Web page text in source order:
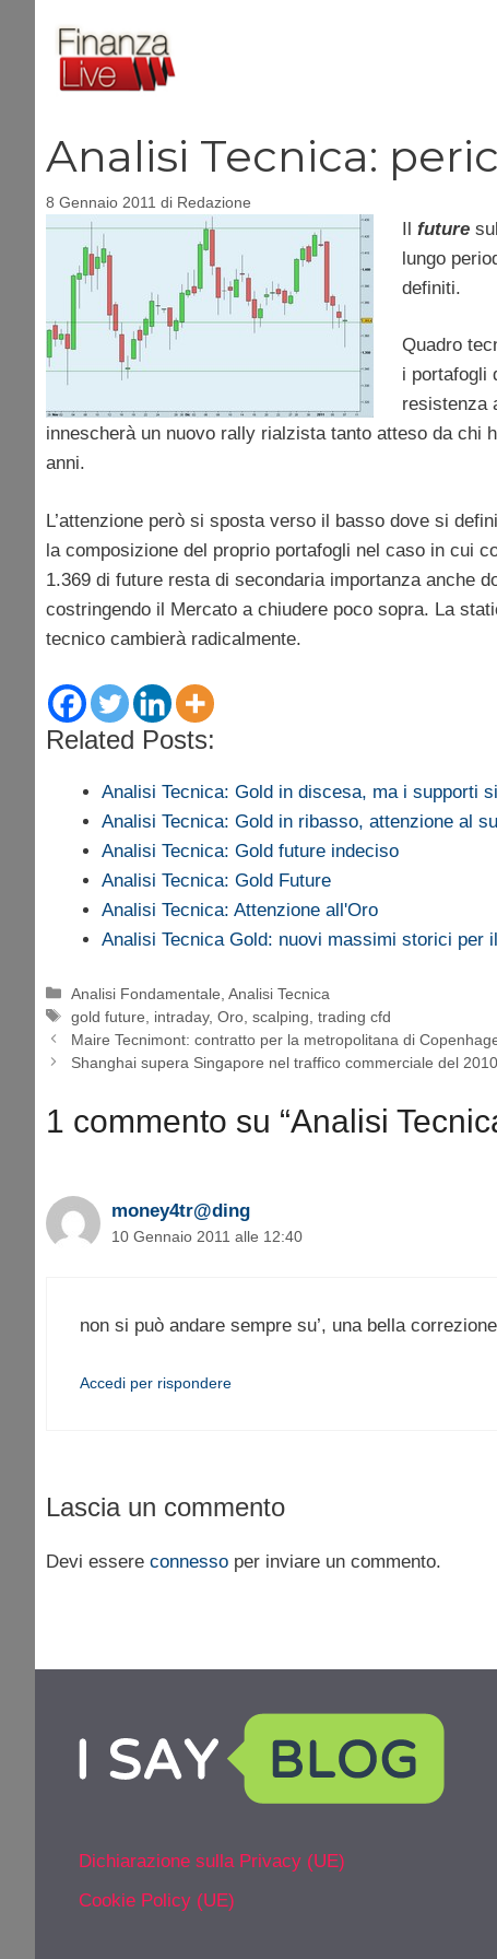
contenuto
Analisi Tecnica:
8 Gennaio 2011 di Redazione
Il future sul
lungo
definiti.
Quadro
i portafogli
resistenza
innescherà un nuovo rally rialzista tanto atteso da chi
anni.
L’attenzione però si sposta verso il basso dove si
la composizione del proprio portafogli nel caso in cui
1.369 di future resta di secondaria importanza anche
costringendo il Mercato a chiudere poco sopra. La
tecnico cambierà radicalmente.
Related Posts:
Analisi Tecnica: Gold in discesa, ma i supporti
Analisi Tecnica: Gold in ribasso, attenzione al
Analisi Tecnica: Gold future indeciso
Analisi Tecnica: Gold Future
Analisi Tecnica: Attenzione all'Oro
Analisi Tecnica Gold: nuovi massimi storici per
Categorie
Analisi Fondamentale ,Analisi Tecnica
Tag
gold future intraday,Oro ,scalping ,trading cfd
Maire Tecnimont: contratto per la metropolitana di
Shanghai supera Singapore nel traffico commerciale del 2010
1 commento su “Analisi
money4tr@ding
10 Gennaio 2011 alle 12:40
non si può andare sempre su’, una bella
Accedi per rispondere
Lascia un commento
Devi essere connesso per inviare un commento.
Dichiarazione sulla Privacy (UE)
Cookie Policy (UE)